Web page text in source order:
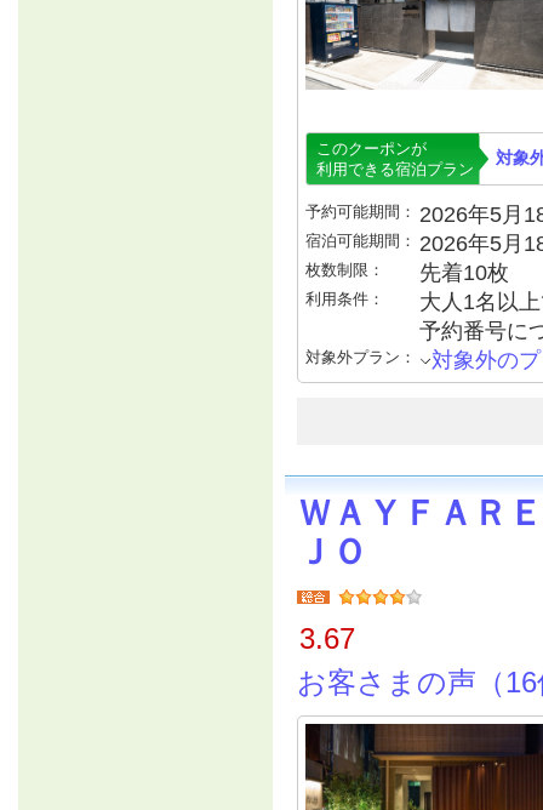
このクーポンが
利用できる宿泊プラン
対象
予約可能期間： 2026年5月
宿泊可能期間： 2026年5月
枚数制限： 先着10枚
利用条件：
大人1名以
予約番号に
対象外プラン： 対象外の
ＷＡＹＦＡＲ
ＪＯ
3.67
お客さまの声（